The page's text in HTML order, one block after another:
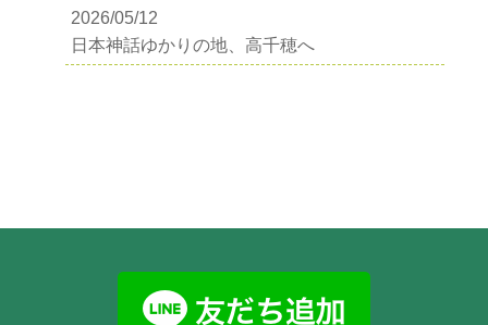
2026/05/12
日本神話ゆかりの地、高千穂へ